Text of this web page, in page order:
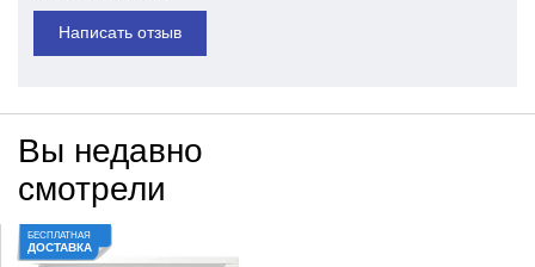
Написать отзыв
Вы недавно
смотрели
БЕСПЛАТНАЯ
ДОСТАВКА